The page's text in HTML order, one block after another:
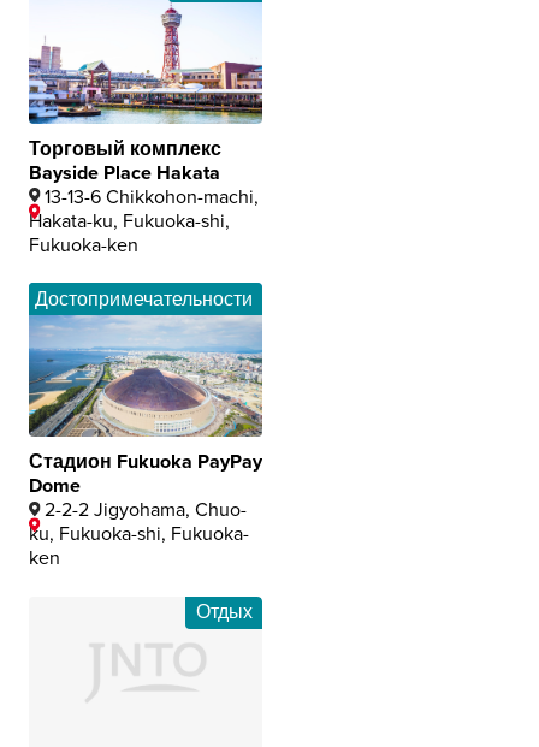
Торговый комплекс
Bayside Place Hakata
13-13-6 Chikkohon-machi,
Hakata-ku, Fukuoka-shi,
Fukuoka-ken
Достопримечательности
Стадион Fukuoka PayPay
Dome
2-2-2 Jigyohama, Chuo-
ku, Fukuoka-shi, Fukuoka-
ken
Отдых